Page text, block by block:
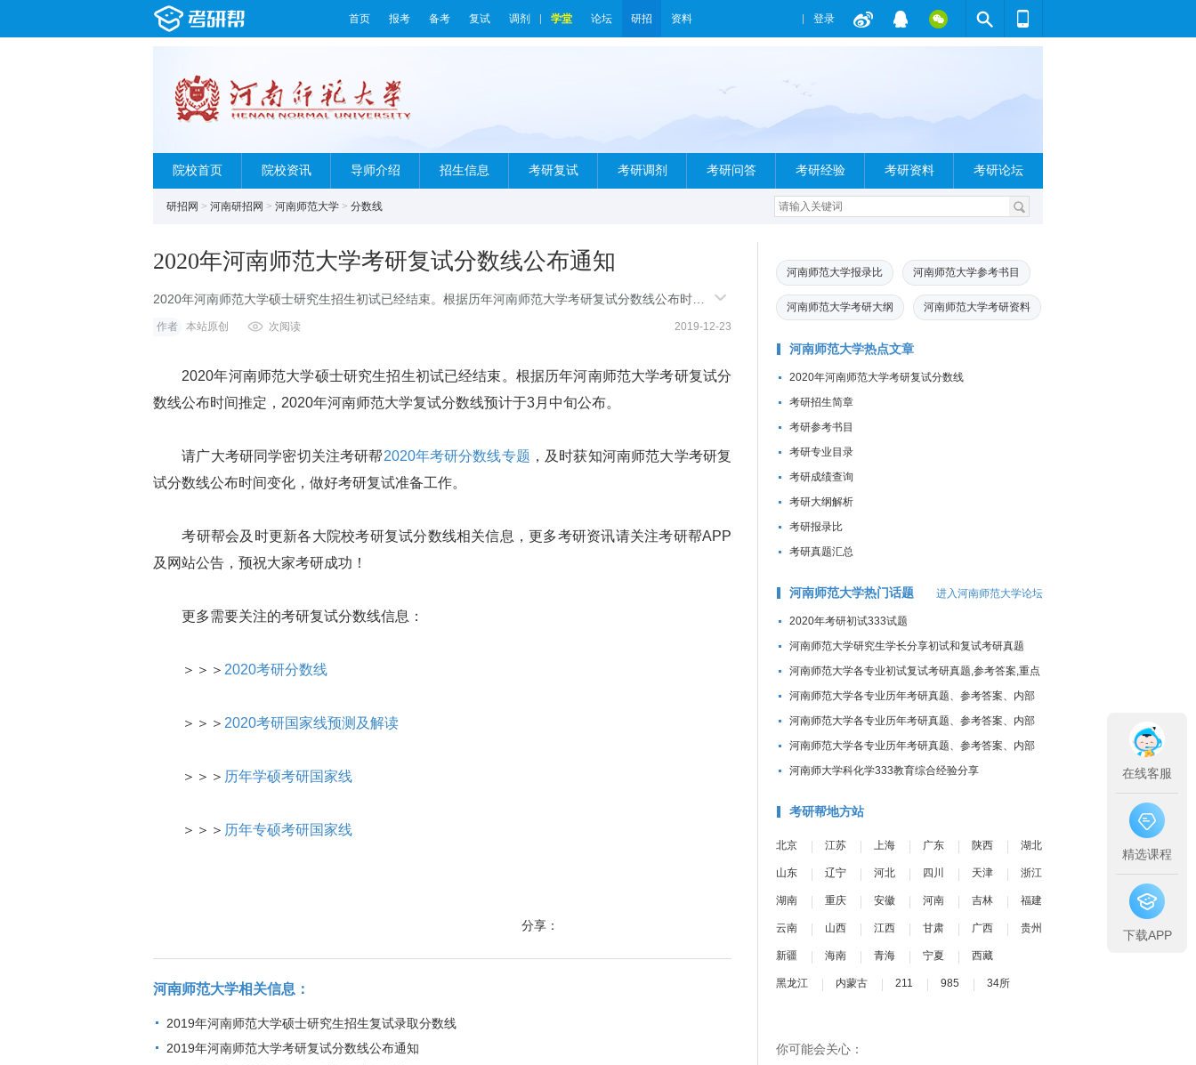
首页 报考 备考 复试 调剂 学堂 论坛 研招 资料 登录
院校首页 院校资讯 导师介绍 招生信息 考研复试 考研调剂 考研问答 考研经验 考研资料 考研论坛
研招网 > 河南研招网 > 河南师范大学 > 分数线
2020年河南师范大学考研复试分数线公布通知
2020年河南师范大学硕士研究生招生初试已经结束。根据历年河南师范大学考研复试分数线公布时间
作者 本站原创 次阅读 2019-12-23
2020年河南师范大学硕士研究生招生初试已经结束。根据历年河南师范大学考研复试分
数线公布时间推定，2020年河南师范大学复试分数线预计于3月中旬公布。
请广大考研同学密切关注考研帮2020年考研分数线专题 ，及时获知河南师范大学考研复
试分数线公布时间变化，做好考研复试准备工作。
考研帮会及时更新各大院校考研复试分数线相关信息，更多考研资讯请关注考研帮APP
及网站公告，预祝大家考研成功！
更多需要关注的考研复试分数线信息：
＞＞＞ 2020考研分数线
＞＞＞ 2020考研国家线预测及解读
＞＞＞ 历年学硕考研国家线
＞＞＞ 历年专硕考研国家线
分享：
河南师范大学相关信息：
2019年河南师范大学硕士研究生招生复试录取分数线
2019年河南师范大学考研复试分数线公布通知
河南师范大学报录比 河南师范大学参考书目
河南师范大学考研大纲 河南师范大学考研资料
河南师范大学热点文章
2020年河南师范大学考研复试分数线
考研招生简章
考研参考书目
考研专业目录
考研成绩查询
考研大纲解析
考研报录比
考研真题汇总
河南师范大学热门话题 进入河南师范大学论坛
2020年考研初试333试题
河南师范大学研究生学长分享初试和复试考研真题
河南师范大学各专业初试复试考研真题,参考答案,重点
范围
河南师范大学各专业历年考研真题、参考答案、内部
笔记
河南师范大学各专业历年考研真题、参考答案、内部
笔记
河南师范大学各专业历年考研真题、参考答案、内部
笔记
河南师大学科化学333教育综合经验分享
考研帮地方站
北京 江苏 上海 广东 陕西 湖北
山东 辽宁 河北 四川 天津 浙江
湖南 重庆 安徽 河南 吉林 福建
云南 山西 江西 甘肃 广西 贵州
新疆 海南 青海 宁夏 西藏
黑龙江 内蒙古 211 985 34所
你可能会关心：
在线客服
精选课程
下载APP